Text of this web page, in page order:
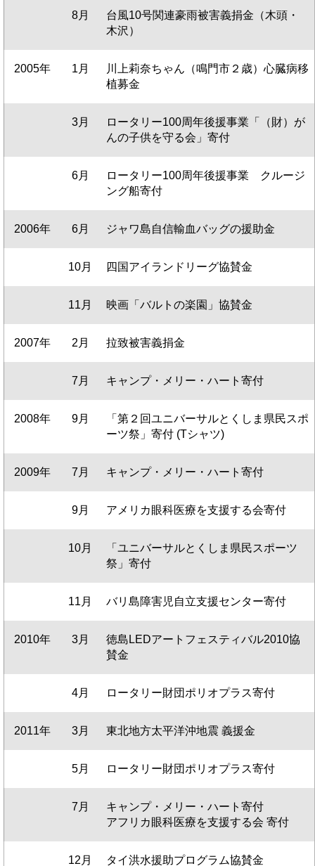
8月
台風10号関連豪雨被害義捐金（木頭・
木沢）
2005年 1月
川上莉奈ちゃん（鳴門市２歳）心臓病移
植募金
3月
ロータリー100周年後援事業「（財）が
んの子供を守る会」寄付
6月
ロータリー100周年後援事業 クルージ
ング船寄付
2006年 6月 ジャワ島自信輸血バッグの援助金
10月 四国アイランドリーグ協賛金
11月 映画「バルトの楽園」協賛金
2007年 2月 拉致被害義捐金
7月 キャンプ・メリー・ハート寄付
2008年 9月
「第２回ユニバーサルとくしま県民スポ
ーツ祭」寄付 (Tシャツ)
2009年 7月 キャンプ・メリー・ハート寄付
9月 アメリカ眼科医療を支援する会寄付
10月
「ユニバーサルとくしま県民スポーツ
祭」寄付
11月 バリ島障害児自立支援センター寄付
2010年 3月
徳島LEDアートフェスティバル2010協
賛金
4月 ロータリー財団ポリオプラス寄付
2011年 3月 東北地方太平洋沖地震 義援金
5月 ロータリー財団ポリオプラス寄付
7月
キャンプ・メリー・ハート寄付
アフリカ眼科医療を支援する会 寄付
12月 タイ洪水援助プログラム協賛金